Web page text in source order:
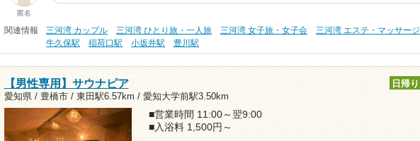
匿名
関連情報 三河湾 カップル 三河湾 ひとり旅・一人旅 三河湾 女子旅・女子会
三河湾 エステ・マッサージ
牛久保駅
稲荷口駅 小坂井駅 豊川駅
【男性専用】サウナピア
愛知県 / 豊橋市 / 東田駅6.57km / 愛知大学前駅3.50km
日帰り
■営業時間 11:00～翌9:00
■入浴料 1,500円～